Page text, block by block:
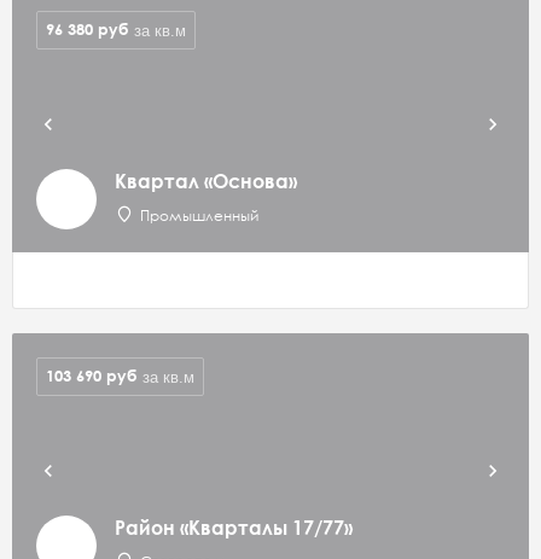
Квартал «Основа»
Промышленный
96 380 руб за кв.м
Район «Кварталы 17/77»
103 690 руб за кв.м